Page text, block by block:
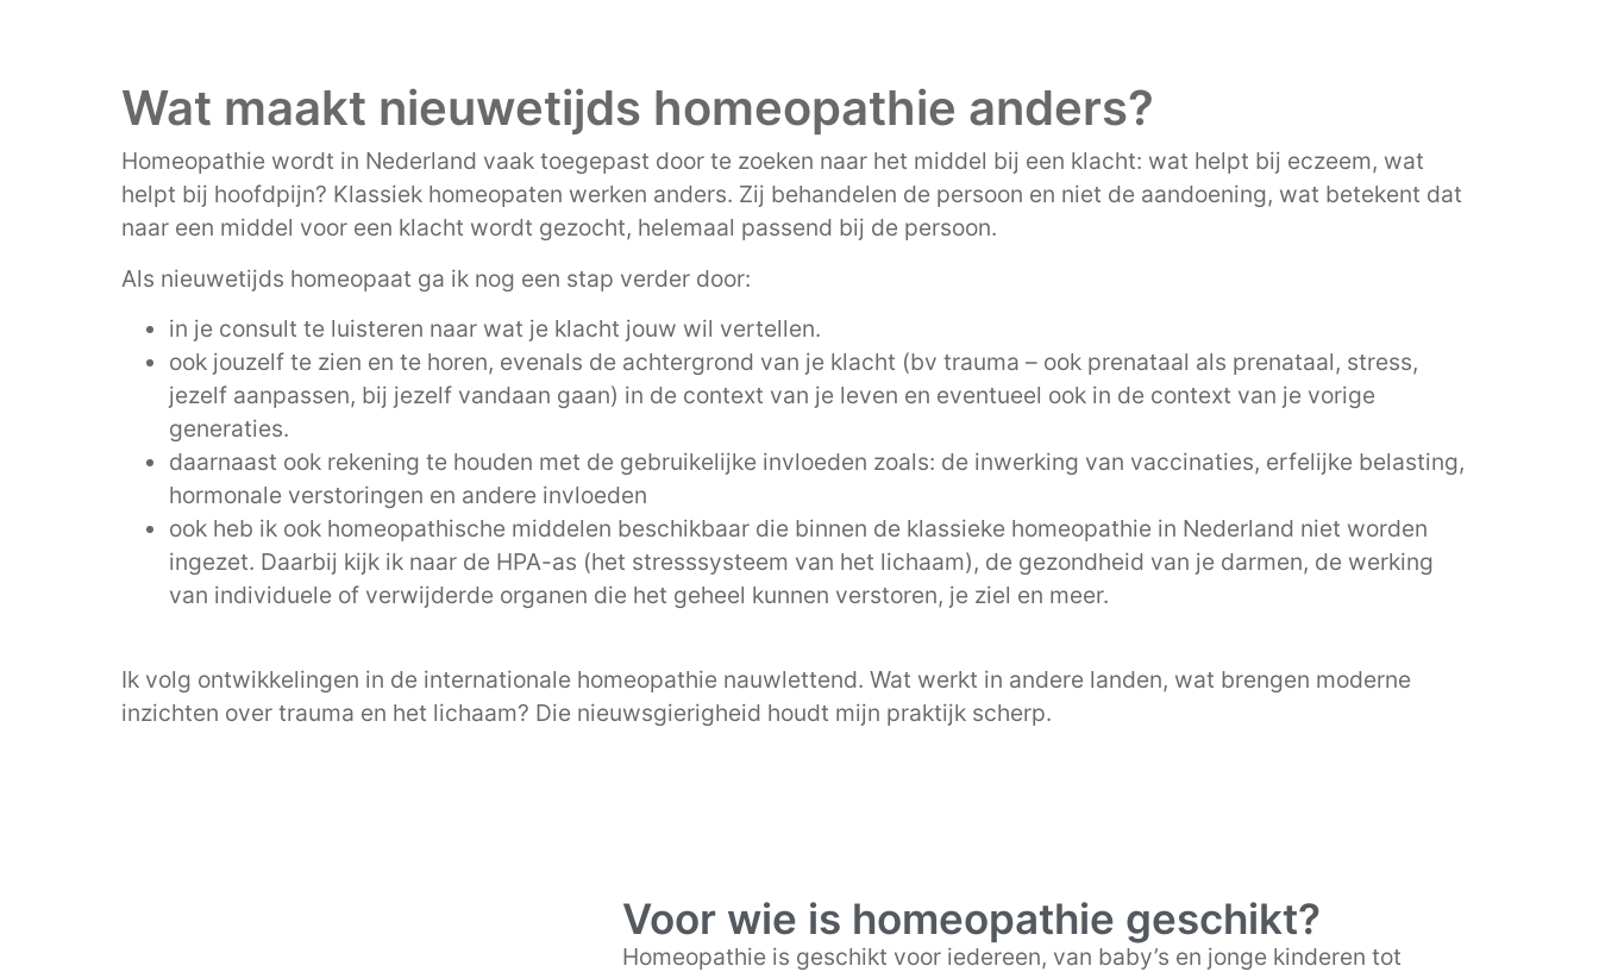
Wat maakt nieuwetijds homeopathie anders?
Homeopathie wordt in Nederland vaak toegepast door te zoeken naar het middel bij een klacht: wat helpt bij eczeem, wat
helpt bij hoofdpijn? Klassiek homeopaten werken anders. Zij behandelen de persoon en niet de aandoening, wat betekent dat
naar een middel voor een klacht wordt gezocht, helemaal passend bij de persoon.
Als nieuwetijds homeopaat ga ik nog een stap verder door:
in je consult te luisteren naar wat je klacht jouw wil vertellen.
ook jouzelf te zien en te horen, evenals de achtergrond van je klacht (bv trauma – ook prenataal als prenataal, stress,
jezelf aanpassen, bij jezelf vandaan gaan) in de context van je leven en eventueel ook in de context van je vorige
generaties.
daarnaast ook rekening te houden met de gebruikelijke invloeden zoals: de inwerking van vaccinaties, erfelijke belasting,
hormonale verstoringen en andere invloeden
ook heb ik ook homeopathische middelen beschikbaar die binnen de klassieke homeopathie in Nederland niet worden
ingezet. Daarbij kijk ik naar de HPA-as (het stresssysteem van het lichaam), de gezondheid van je darmen, de werking
van individuele of verwijderde organen die het geheel kunnen verstoren, je ziel en meer.
Ik volg ontwikkelingen in de internationale homeopathie nauwlettend. Wat werkt in andere landen, wat brengen moderne
inzichten over trauma en het lichaam? Die nieuwsgierigheid houdt mijn praktijk scherp.
Voor wie is homeopathie geschikt?
Homeopathie is geschikt voor iedereen, van baby’s en jonge kinderen tot